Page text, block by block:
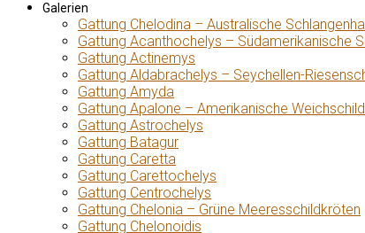
Galerien
Gattung Chelodina – Australische
Gattung Acanthochelys – Südamerikanische
Gattung Actinemys
Gattung Aldabrachelys – Seychellen-
Gattung Amyda
Gattung Apalone – Amerikanische
Gattung Astrochelys
Gattung Batagur
Gattung Caretta
Gattung Carettochelys
Gattung Centrochelys
Gattung Chelonia – Grüne Meeresschildkröten
Gattung Chelonoidis